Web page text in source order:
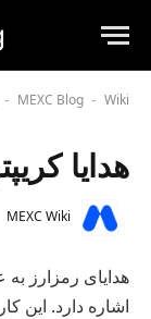
MEXC Blog - Wiki
-
هدایا
MEXC Wiki
هدایای رمزارز به
اشاره دارد. این